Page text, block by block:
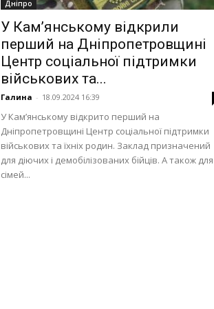
Дніпро
У Кам’янському відкрили
перший на Дніпропетровщині
Центр соціальної підтримки
військових та...
Галина - 18.09.2024 16:39
У Кам’янському відкрито перший на
Дніпропетровщині Центр соціальної підтримки
військових та їхніх родин. Заклад призначений
для діючих і демобілізованих бійців. А також для
сімей...